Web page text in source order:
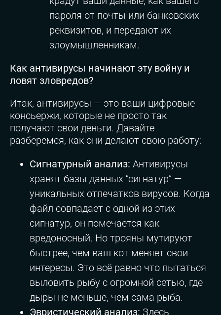
пароля от почты или банковских
реквизитов, и передают их
злоумышленникам.
Как антивирусы начинают эту войну и
ловят зловредов?
Итак, антивирусы — это ваши цифровые
консьержи, которые не просто так
получают свои деньги. Давайте
разберемся, как они делают свою работу:
Сигнатурный анализ: Антивирусы
хранят базы данных “сигнатур” —
уникальных отпечатков вирусов. Когда
файл совпадает с одной из этих
сигнатур, он помечается как
вредоносный. Но трояны мутируют
быстрее, чем ваш кот меняет свои
интересы. Это всё равно что пытаться
выловить рыбу с огромной сетью, где
дыры не меньше, чем сама рыба.
Эвристический анализ: Здесь